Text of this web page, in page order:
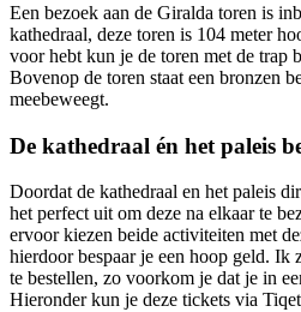
Een bezoek aan de Giralda toren is
kathedraal, deze toren is 104 meter
voor hebt kun je de toren met de trap
Bovenop de toren staat een bronzen
meebeweegt.
De kathedraal én het paleis
Doordat de kathedraal en het paleis
het perfect uit om deze na elkaar te
ervoor kiezen beide activiteiten met
hierdoor bespaar je een hoop geld. Ik
te bestellen, zo voorkom je dat je in
Hieronder kun je deze tickets via